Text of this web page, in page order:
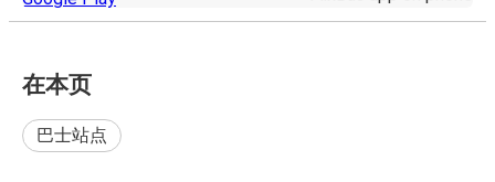
在本页
巴士站点